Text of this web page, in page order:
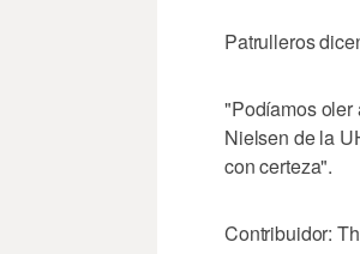
Patrulleros
"Podíamos oler
Nielsen de la
con certeza".
Contribuidor: